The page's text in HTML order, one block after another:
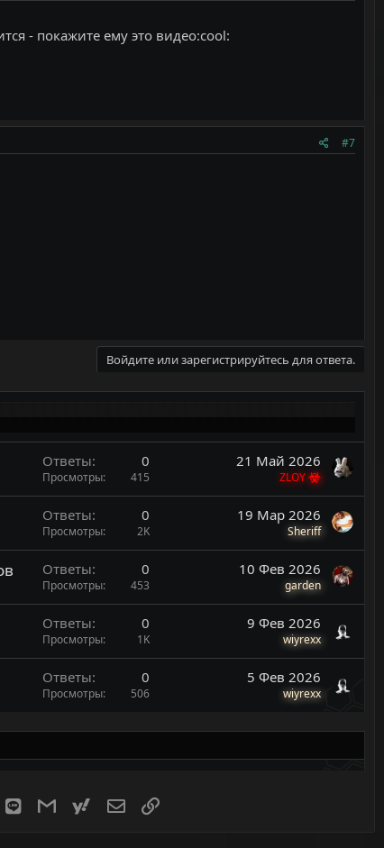
- покажите ему это видео:cool:
#7
Войдите или зарегистрируйтесь для ответа.
Ответы 0
Просмотры 415
21 Май 2026
ZLOY
Ответы 0
Просмотры 2K
19 Мар 2026
Sheriff
Ответы 0
Просмотры 453
10 Фев 2026
garden
Ответы 0
Просмотры 1K
9 Фев 2026
wiyrexx
Ответы 0
Просмотры 506
5 Фев 2026
wiyrexx
Line GmailyahoomailЭлектронная почта